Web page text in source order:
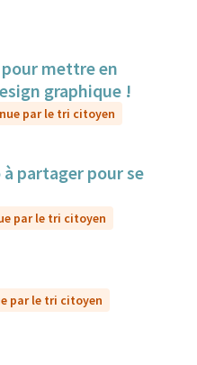
mettre en
graphique !
par le tri citoyen
à partager pour se
par le tri citoyen
par le tri citoyen